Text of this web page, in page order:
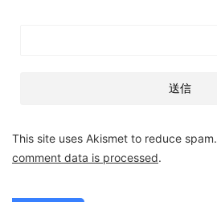
This site uses Akismet to reduce spam.
comment data is processed.